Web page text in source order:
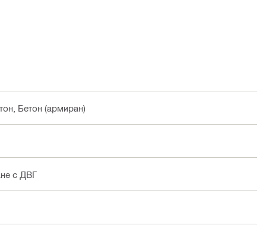
Бетон (армиран)
с ДВГ